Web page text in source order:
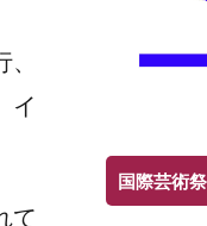
イ
て
国際芸術